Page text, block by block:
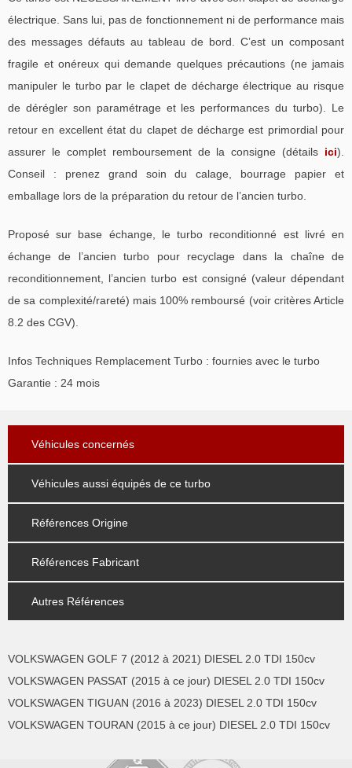
électrique. Sans lui, pas de fonctionnement ni de performance mais
des messages défauts au tableau de bord. C’est un composant
fragile et onéreux qui demande quelques précautions (ne jamais
manipuler le turbo par le clapet de décharge électrique au risque
de dérégler son paramétrage et les performances du turbo). Le
retour en excellent état du clapet de décharge est primordial pour
assurer le complet remboursement de la consigne (détails ici).
Conseil : prenez grand soin du calage, bourrage papier et
emballage lors de la préparation du retour de l’ancien turbo.
Proposé sur base échange, le turbo reconditionné est livré en
échange de l’ancien turbo pour recyclage dans la chaîne de
reconditionnement, l’ancien turbo est consigné (valeur dépendant
de sa complexité/rareté) mais 100% remboursé (voir critères Article
8.2 des CGV).
Infos Techniques Remplacement Turbo : fournies avec le turbo
Garantie : 24 mois
Véhicules concernés
Véhicules aussi équipés de ce turbo
Références Origine
Références Fabricant
Autres Références
VOLKSWAGEN GOLF 7 (2012 à 2021) DIESEL 2.0 TDI 150cv
VOLKSWAGEN PASSAT (2015 à ce jour) DIESEL 2.0 TDI 150cv
VOLKSWAGEN TIGUAN (2016 à 2023) DIESEL 2.0 TDI 150cv
VOLKSWAGEN TOURAN (2015 à ce jour) DIESEL 2.0 TDI 150cv